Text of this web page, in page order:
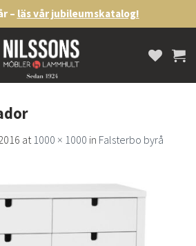
– läs vår jubileumskatalog!
at1000 × 1000 in Falsterbo byrå